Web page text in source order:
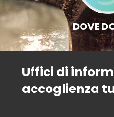
DOVE
Uffici di
accoglienza